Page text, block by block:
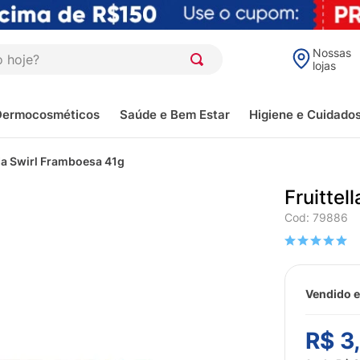
Nossas
lojas
Saúde e Bem Estar Higiene e
Swirl Framboesa 41g
Cod:79886
Vendido
R$ 3,